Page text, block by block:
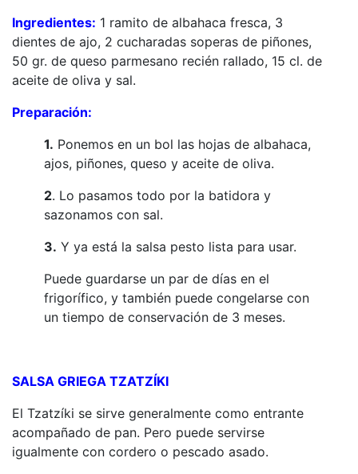
Ingredientes: 1 ramito de albahaca fresca, 3
dientes de ajo, 2 cucharadas soperas de piñones,
50 gr. de queso parmesano recién rallado, 15 cl. de
aceite de oliva y sal.
Preparación:
1. Ponemos en un bol las hojas de albahaca,
ajos, piñones, queso y aceite de oliva.
2. Lo pasamos todo por la batidora y
sazonamos con sal.
3. Y ya está la salsa pesto lista para usar.
Puede guardarse un par de días en el
frigorífico, y también puede congelarse con
un tiempo de conservación de 3 meses.
SALSA GRIEGA TZATZÍKI
El Tzatzíki se sirve generalmente como entrante
acompañado de pan. Pero puede servirse
igualmente con cordero o pescado asado.